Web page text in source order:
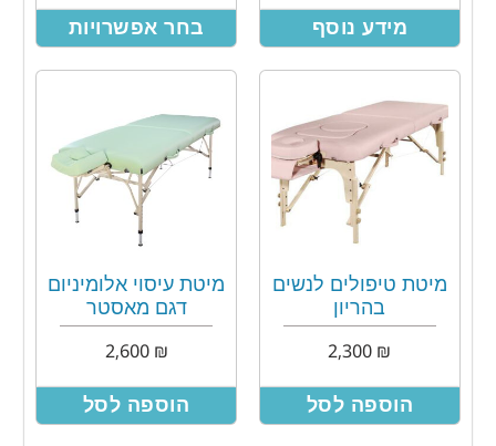
מידע נוסף בחר אפשרויות
מיטת טיפולים לנשים
בהריון
₪
הוספה לסל
מיטת עיסוי אלומיניום
דגם מאסטר
₪
2,600
הוספה לסל